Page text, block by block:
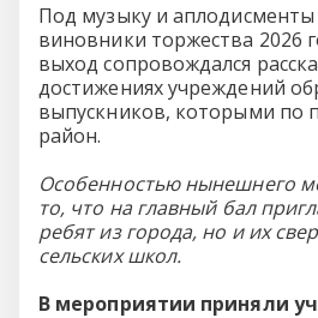
Под музыку и аплодисменты
виновники торжества 2026
выход сопровождался
достижениях учреждений
выпускников, которыми по
район.
Особенностью нынешнего
то, что на главный бал
ребят из города, но и их
сельских школ.
В мероприятии приняли